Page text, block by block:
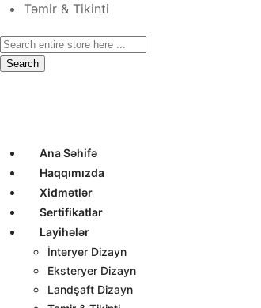
Təmir & Tikinti
Search
Ana Səhifə
Haqqımızda
Xidmətlər
Sertifikatlar
Layihələr
İnteryer Dizayn
Eksteryer Dizayn
Landşaft Dizayn